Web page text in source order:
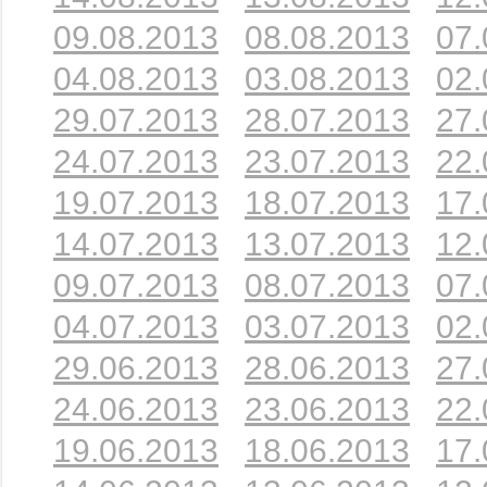
09.08.2013
08.08.2013
04.08.2013
03.08.2013
29.07.2013
28.07.2013
24.07.2013
23.07.2013
19.07.2013
18.07.2013
14.07.2013
13.07.2013
09.07.2013
08.07.2013
04.07.2013
03.07.2013
29.06.2013
28.06.2013
24.06.2013
23.06.2013
19.06.2013
18.06.2013